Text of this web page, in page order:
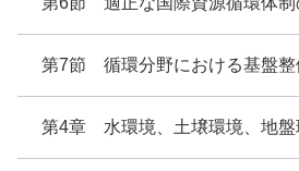
第7節 循環分野における基盤整
第4章 水環境、土壌環境、地盤